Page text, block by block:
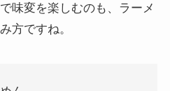
味変を楽しむのも、ラーメ
方ですね。